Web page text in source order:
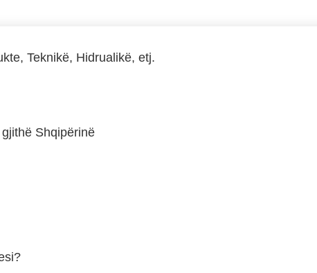
Teknikë, Hidrualikë, etj.
Shqipërinë